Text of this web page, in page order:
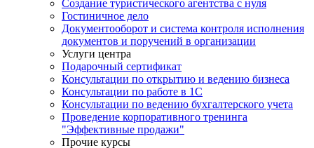
Создание туристического агентства с нуля
Гостиничное дело
Документооборот и система контроля исполнения
документов и поручений в организации
Услуги центра
Подарочный сертификат
Консультации по открытию и ведению бизнеса
Консультации по работе в 1С
Консультации по ведению бухгалтерского учета
Проведение корпоративного тренинга
"Эффективные продажи"
Прочие курсы